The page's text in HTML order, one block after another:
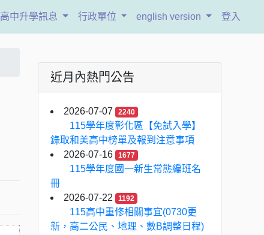
高中升學訊息 行政單位 english version 登入
近月內熱門公告
2026-07-07 2240
115學年度彰化區【免試入學】
錄取和美高中榜單及報到注意事項
2026-07-16
1677
115學年度國一新生常態編班名
冊
2026-07-22
1192
115高中重修相關事宜(0730更
新，高二公民、地理、數B調整日程)